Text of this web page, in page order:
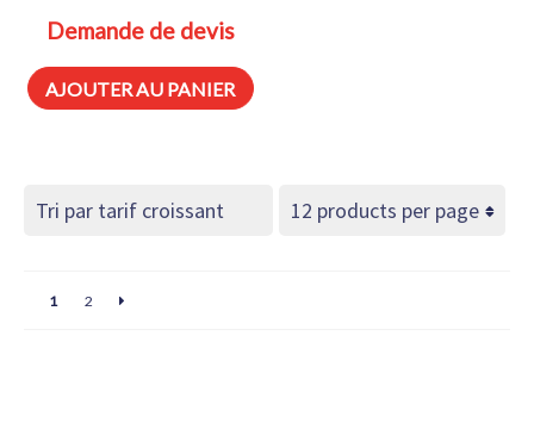
Demande de devis
AJOUTER AU PANIER
1 2